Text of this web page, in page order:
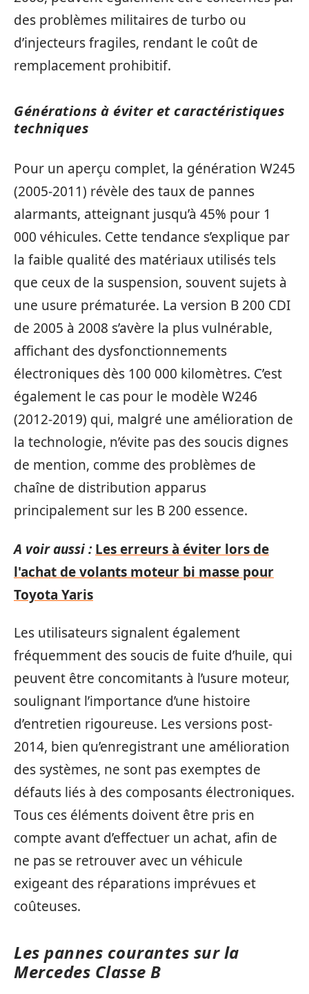
des problèmes militaires de turbo ou
d’injecteurs fragiles, rendant le coût de
remplacement prohibitif.
Générations à éviter et caractéristiques
techniques
Pour un aperçu complet, la génération W245
(2005-2011) révèle des taux de pannes
alarmants, atteignant jusqu’à 45% pour 1
000 véhicules. Cette tendance s’explique par
la faible qualité des matériaux utilisés tels
que ceux de la suspension, souvent sujets à
une usure prématurée. La version B 200 CDI
de 2005 à 2008 s’avère la plus vulnérable,
affichant des dysfonctionnements
électroniques dès 100 000 kilomètres. C’est
également le cas pour le modèle W246
(2012-2019) qui, malgré une amélioration de
la technologie, n’évite pas des soucis dignes
de mention, comme des problèmes de
chaîne de distribution apparus
principalement sur les B 200 essence.
A voir aussi : Les erreurs à éviter lors de
l'achat de volants moteur bi masse pour
Toyota Yaris
Les utilisateurs signalent également
fréquemment des soucis de fuite d’huile, qui
peuvent être concomitants à l’usure moteur,
soulignant l’importance d’une histoire
d’entretien rigoureuse. Les versions post-
2014, bien qu’enregistrant une amélioration
des systèmes, ne sont pas exemptes de
défauts liés à des composants électroniques.
Tous ces éléments doivent être pris en
compte avant d’effectuer un achat, afin de
ne pas se retrouver avec un véhicule
exigeant des réparations imprévues et
coûteuses.
Les pannes courantes sur la
Mercedes Classe B